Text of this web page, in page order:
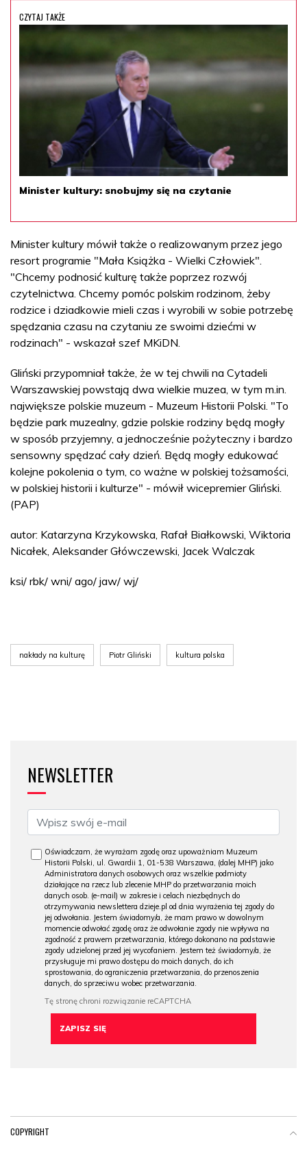
CZYTAJ TAKŻE
Minister kultury: snobujmy się na czytanie
Minister kultury mówił także o realizowanym przez jego
resort programie "Mała Książka - Wielki Człowiek".
"Chcemy podnosić kulturę także poprzez rozwój
czytelnictwa. Chcemy pomóc polskim rodzinom, żeby
rodzice i dziadkowie mieli czas i wyrobili w sobie potrzebę
spędzania czasu na czytaniu ze swoimi dziećmi w
rodzinach" - wskazał szef MKiDN.
Gliński przypomniał także, że w tej chwili na Cytadeli
Warszawskiej powstają dwa wielkie muzea, w tym m.in.
największe polskie muzeum - Muzeum Historii Polski. "To
będzie park muzealny, gdzie polskie rodziny będą mogły
w sposób przyjemny, a jednocześnie pożyteczny i bardzo
sensowny spędzać cały dzień. Będą mogły edukować
kolejne pokolenia o tym, co ważne w polskiej tożsamości,
w polskiej historii i kulturze" - mówił wicepremier Gliński.
(PAP)
autor: Katarzyna Krzykowska, Rafał Białkowski, Wiktoria
Nicałek, Aleksander Główczewski, Jacek Walczak
ksi/ rbk/ wni/ ago/ jaw/ wj/
nakłady na kulturę Piotr Gliński kultura polska
NEWSLETTER
Oświadczam, że wyrażam zgodę oraz upoważniam Muzeum
Historii Polski, ul. Gwardii 1, 01-538 Warszawa, (dalej MHP) jako
Administratora danych osobowych oraz wszelkie podmioty
działające na rzecz lub zlecenie MHP do przetwarzania moich
danych osob. (e-mail) w zakresie i celach niezbędnych do
otrzymywania newslettera dzieje.pl od dnia wyrażenia tej zgody do
jej odwołania. Jestem świadomy/a, że mam prawo w dowolnym
momencie odwołać zgodę oraz że odwołanie zgody nie wpływa na
zgodność z prawem przetwarzania, którego dokonano na podstawie
zgody udzielonej przed jej wycofaniem. Jestem też świadomy/a, że
przysługuje mi prawo dostępu do moich danych, do ich
sprostowania, do ograniczenia przetwarzania, do przenoszenia
danych, do sprzeciwu wobec przetwarzania.
COPYRIGHT